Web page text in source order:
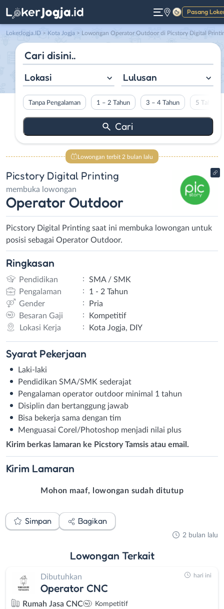
Pasang
Gelap
LokerJogja.ID > Kota Jogja > Lowongan Operator Outdoor di Picstory Digital
Lokasi Lulusan
Tanpa Pengalaman 1 – 2 Tahun 3 – 4 Tahun 5 Tahun
Lowongan terbit 2 bulan lalu
Picstory Digital Printing
membuka lowongan
Operator Outdoor
Picstory Digital Printing saat ini membuka lowongan untuk
posisi sebagai Operator Outdoor.
Ringkasan
Pendidikan :
SMA / SMK
Pengalaman
:
1 - 2 Tahun
Gender
:
Pria
Besaran Gaji
:
Kompetitif
Lokasi Kerja
: Kota Jogja, DIY
Syarat Pekerjaan
Laki-laki
Pendidikan SMA/SMK sederajat
Pengalaman operator outdoor minimal 1 tahun
Disiplin dan bertanggung jawab
Bisa bekerja sama dengan tim
Menguasai Corel/Photoshop menjadi nilai plus
Kirim berkas lamaran ke Picstory Tamsis atau email.
Kirim Lamaran
Mohon maaf, lowongan sudah ditutup
Simpan Bagikan
2 bulan lalu
Lowongan Terkait
Dibutuhkan
Operator CNC
Rumah Jasa CNC Kompetitif
hari ini